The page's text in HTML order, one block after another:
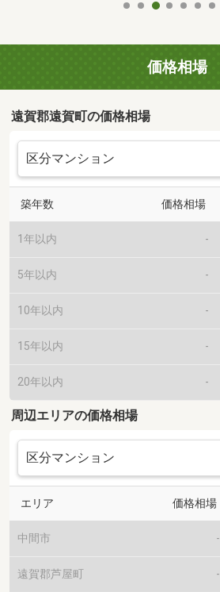
価格相場
遠賀郡遠賀町の価格相場
築年数 価格相場
1年以内 -
5年以内 -
10年以内 -
15年以内 -
20年以内 -
周辺エリアの価格相場
エリア 価格相場
中間市 -
遠賀郡芦屋町 -